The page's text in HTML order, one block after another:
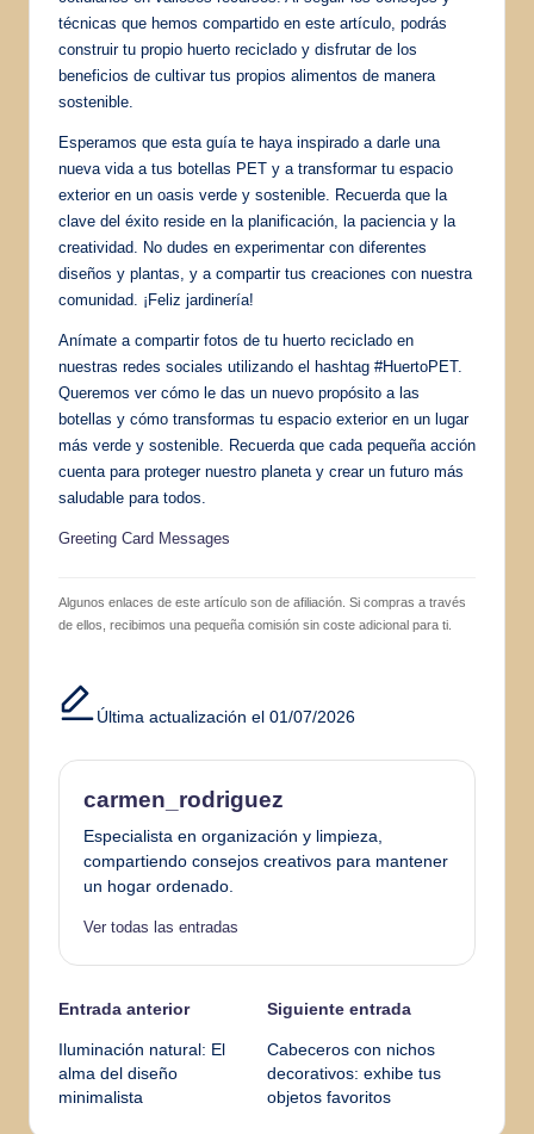
técnicas que hemos compartido en este artículo, podrás
construir tu propio huerto reciclado y disfrutar de los
beneficios de cultivar tus propios alimentos de manera
sostenible.
Esperamos que esta guía te haya inspirado a darle una
nueva vida a tus botellas PET y a transformar tu espacio
exterior en un oasis verde y sostenible. Recuerda que la
clave del éxito reside en la planificación, la paciencia y la
creatividad. No dudes en experimentar con diferentes
diseños y plantas, y a compartir tus creaciones con nuestra
comunidad. ¡Feliz jardinería!
Anímate a compartir fotos de tu huerto reciclado en
nuestras redes sociales utilizando el hashtag #HuertoPET.
Queremos ver cómo le das un nuevo propósito a las
botellas y cómo transformas tu espacio exterior en un lugar
más verde y sostenible. Recuerda que cada pequeña acción
cuenta para proteger nuestro planeta y crear un futuro más
saludable para todos.
Greeting Card Messages
Algunos enlaces de este artículo son de afiliación. Si compras a través
de ellos, recibimos una pequeña comisión sin coste adicional para ti.
Última actualización el 01/07/2026
carmen_rodriguez
Especialista en organización y limpieza,
compartiendo consejos creativos para mantener
un hogar ordenado.
Ver todas las entradas
Navegación
de
entradas
Entrada anterior
Iluminación natural: El
alma del diseño
minimalista
Siguiente entrada
Cabeceros con nichos
decorativos: exhibe tus
objetos favoritos